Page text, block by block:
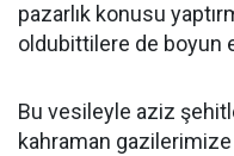
pazarlık konusu
oldubittilere de boyun
Bu vesileyle aziz
kahraman gazilerimize